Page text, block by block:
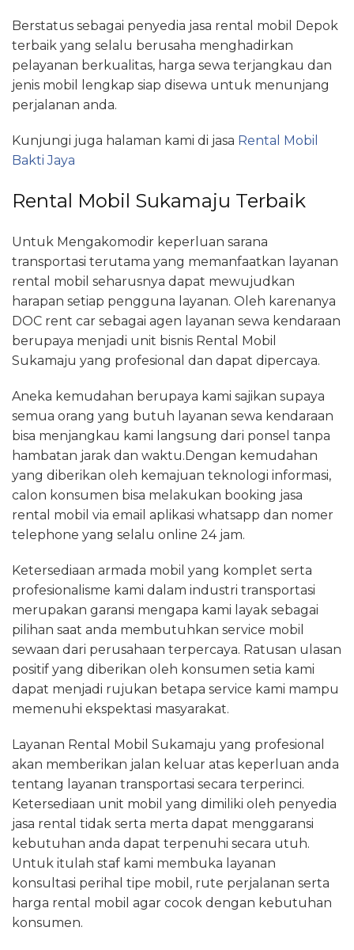
Berstatus sebagai penyedia jasa rental mobil Depok
terbaik yang selalu berusaha menghadirkan
pelayanan berkualitas, harga sewa terjangkau dan
jenis mobil lengkap siap disewa untuk menunjang
perjalanan anda.
Kunjungi juga halaman kami di jasa Rental Mobil
Bakti Jaya
Rental Mobil Sukamaju Terbaik
Untuk Mengakomodir keperluan sarana
transportasi terutama yang memanfaatkan layanan
rental mobil seharusnya dapat mewujudkan
harapan setiap pengguna layanan. Oleh karenanya
DOC rent car sebagai agen layanan sewa kendaraan
berupaya menjadi unit bisnis Rental Mobil
Sukamaju yang profesional dan dapat dipercaya.
Aneka kemudahan berupaya kami sajikan supaya
semua orang yang butuh layanan sewa kendaraan
bisa menjangkau kami langsung dari ponsel tanpa
hambatan jarak dan waktu.Dengan kemudahan
yang diberikan oleh kemajuan teknologi informasi,
calon konsumen bisa melakukan booking jasa
rental mobil via email aplikasi whatsapp dan nomer
telephone yang selalu online 24 jam.
Ketersediaan armada mobil yang komplet serta
profesionalisme kami dalam industri transportasi
merupakan garansi mengapa kami layak sebagai
pilihan saat anda membutuhkan service mobil
sewaan dari perusahaan terpercaya. Ratusan ulasan
positif yang diberikan oleh konsumen setia kami
dapat menjadi rujukan betapa service kami mampu
memenuhi ekspektasi masyarakat.
Layanan Rental Mobil Sukamaju yang profesional
akan memberikan jalan keluar atas keperluan anda
tentang layanan transportasi secara terperinci.
Ketersediaan unit mobil yang dimiliki oleh penyedia
jasa rental tidak serta merta dapat menggaransi
kebutuhan anda dapat terpenuhi secara utuh.
Untuk itulah staf kami membuka layanan
konsultasi perihal tipe mobil, rute perjalanan serta
harga rental mobil agar cocok dengan kebutuhan
konsumen.